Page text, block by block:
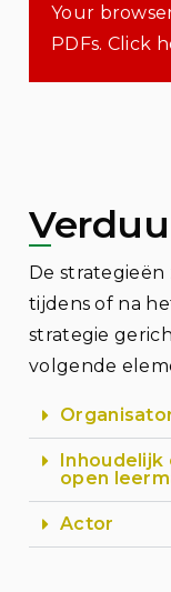
Your
PDFs. Click
De strategieën
tijdens of na
strategie
volgende
Inhoudelijk
open
Actor